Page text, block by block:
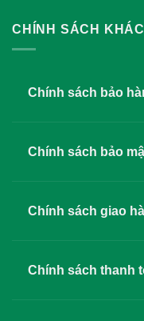
CHÍNH SÁCH
Chính sách bảo
Chính sách bảo
Chính sách giao
Chính sách thanh